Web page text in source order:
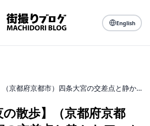
English
【大宮駅 / 夜の散歩】（京都府京都市）四条大宮の交差点と静かなアーケードの夜
の散歩】（京都府京都